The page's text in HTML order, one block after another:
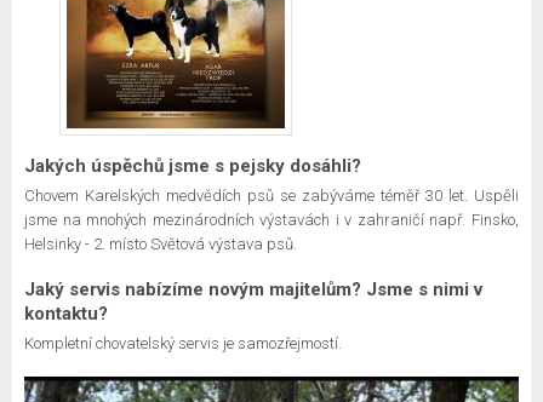
Jakých úspěchů jsme s pejsky dosáhli?
Chovem Karelských medvědích psů se zabýváme téměř 30 let. Uspěli
jsme na mnohých mezinárodních výstavách i v zahraničí např. Finsko,
Helsinky - 2. místo Světová výstava psů.
Jaký servis nabízíme novým majitelům? Jsme s nimi v
kontaktu?
Kompletní chovatelský servis je samozřejmostí.